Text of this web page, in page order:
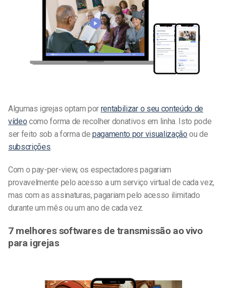
Algumas igrejas optam por rentabilizar o seu conteúdo de
vídeo como forma de recolher donativos em linha. Isto pode
ser feito sob a forma de pagamento por visualização ou de
subscrições
Com o pay-per-view, os espectadores pagariam
provavelmente pelo acesso a um serviço virtual de cada vez,
mas com as assinaturas, pagariam pelo acesso ilimitado
durante um mês ou um ano de cada vez.
7 melhores softwares de transmissão ao vivo
para igrejas